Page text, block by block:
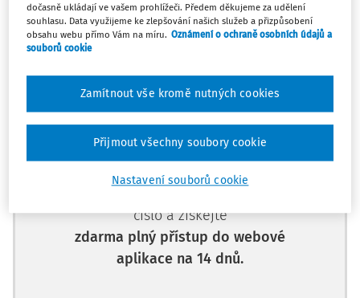
Máte předplatné? Přihlaste se.
Tento dokument je jen pro
předplatitele.
Nemáte předplatné? Nevadí!
číslo a získejte
zdarma plný přístup do webové
aplikace na 14 dnů.
dočasně ukládají ve vašem prohlížeči. Předem děkujeme za udělení
souhlasu. Data využijeme ke zlepšování našich služeb a přizpůsobení
obsahu webu přímo Vám na míru. Oznámení o ochraně osobních údajů a
souborů cookie
Nastavení souborů cookie
Zamítnout vše kromě nutných cookies
Přijmout všechny soubory cookie